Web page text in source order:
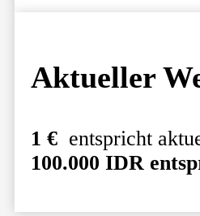
Aktueller
1 € entspricht
100.000 IDR